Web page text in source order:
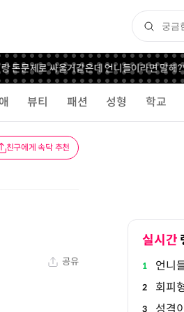
돈문제로 싸울거같은데 언니들이라면 말해?
뷰티 패션 성형 학교
친구에게 속닥 추천
공유
실시간
1
2 회피
3 성격